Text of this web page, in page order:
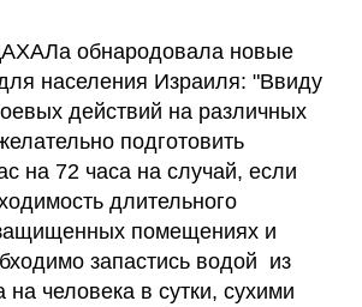
обнародовала новые
населения Израиля: "Ввиду
действий на различных
подготовить
на 72 часа на случай, если
длительного
помещениях и
запастись водой  из
на человека в сутки, сухими